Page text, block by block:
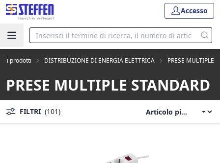
Accesso
i prodotti DISTRIBUZIONE DI ENERGIA ELETTRICA PRESE MULTIPLE
PRESE MULTIPLE STANDARD
FILTRI (101)